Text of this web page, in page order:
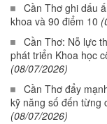
Cần Thơ ghi dấu
khoa và 90 điểm 10
Cần Thơ: Nỗ lực
phát triển Khoa học
(08/07/2026)
Cần Thơ đẩy
kỹ năng số đến từng
(08/07/2026)